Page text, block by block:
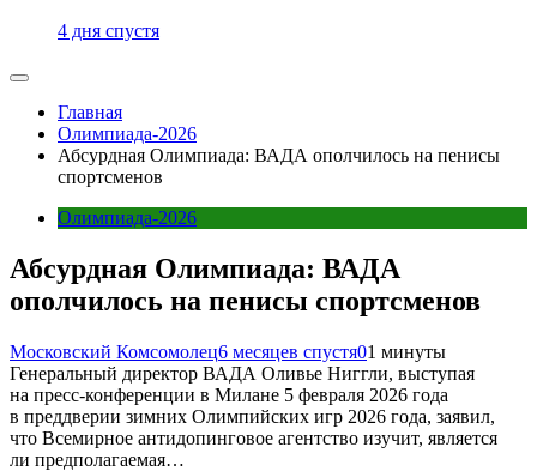
4 дня спустя
Главная
Олимпиада-2026
Абсурдная Олимпиада: ВАДА ополчилось на пенисы
спортсменов
Олимпиада-2026
Абсурдная Олимпиада: ВАДА
ополчилось на пенисы спортсменов
Московский Комсомолец6 месяцев спустя01 минуты
Генеральный директор ВАДА Оливье Ниггли, выступая
на пресс-конференции в Милане 5 февраля 2026 года
в преддверии зимних Олимпийских игр 2026 года, заявил,
что Всемирное антидопинговое агентство изучит, является
ли предполагаемая…